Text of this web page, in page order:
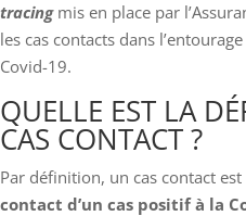
tracingmis en place par
les cas contacts dans
Covid-19.
QUELLE EST LA
CAS CONTACT ?
Par définition, un cas contact
contact d’un cas positif à la